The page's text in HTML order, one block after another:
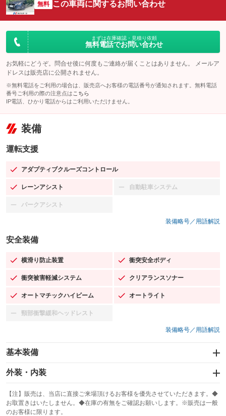
無料 この車両に関するお問い合わせ
まずは在庫確認・見積り依頼
無料電話でお問い合わせ
お気軽にどうぞ。問合せ後に何度もご連絡が届くことはありません。 メールア
ドレスは販売店に公開されません。
※無料電話をご利用の場合は、販売店へお客様の電話番号が通知されます。無料電話
番号ご利用の際の注意点は こちら
IP電話、ひかり電話からはご利用いただけません。
装備
運転支援
アダプティブクルーズコントロール
：装備あり
レーンアシスト
：装備あり 自動駐車システム
：装備なし
パークアシスト
：装備なし
装備略号／用語解説
安全装備
横滑り防止装置
：装備あり 衝突安全ボディ
：装備あり
衝突被害軽減システム
：装備あり クリアランスソナー
：装備あり
オートマチックハイビーム
：装備あり オートライト
：装備あり
頸部衝撃緩和ヘッドレスト
：装備なし
装備略号／用語解説
基本装備
エアバッグ：運転席/助手席/サイド
：装備あり
：装備なし
サンルーフ
：装備なし ABS
外装・内装
カーナビ：SDナビ
：装備あり
TV：フルセグ
：装備あり
【注】販売は、当店に直接ご来場頂けるお客様を優先させていただきます。◆
お取置きはいたしません。◆在庫の有無をご確認お願いします。※販売は一般
のお客様に限ります。